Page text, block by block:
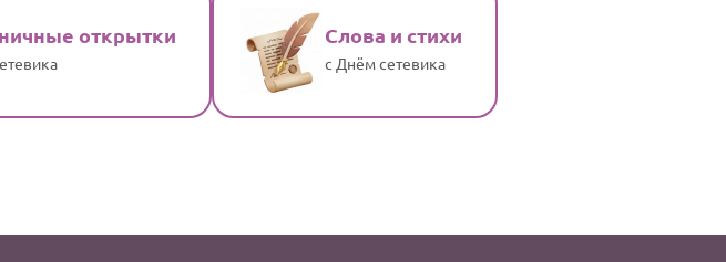
открытки Слова и стихи
с Днём сетевика